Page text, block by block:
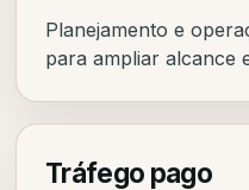
Planejamento e
para ampliar alcance
Tráfego pago